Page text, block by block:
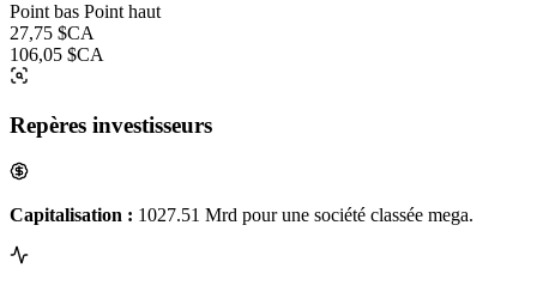
Point bas Point haut
27,75 $CA
106,05 $CA
Repères investisseurs
Capitalisation : 1027.51 Mrd pour une société classée mega.